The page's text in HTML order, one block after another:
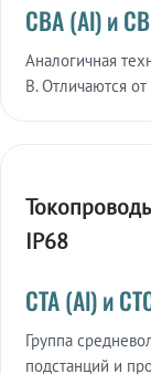
СВА (Al) и
Аналогичная
В. Отличаются
IP68
СТА (Al) и
Группа
подстанций и